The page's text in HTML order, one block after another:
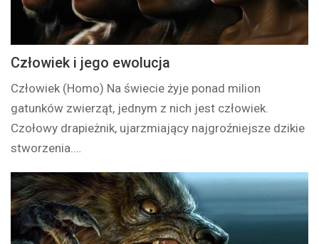
Człowiek i jego ewolucja
Człowiek (Homo) Na świecie żyje ponad milion
gatunków zwierząt, jednym z nich jest człowiek.
Czołowy drapieżnik, ujarzmiający najgroźniejsze dzikie
stworzenia.…